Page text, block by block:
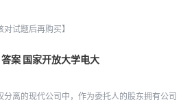
试题后再购买】
案 国家开放大学电大
离的现代公司中，作为委托人的股东拥有公司